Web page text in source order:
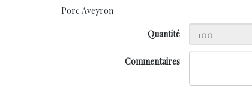
Porc Aveyron
Quantité
Commentaires